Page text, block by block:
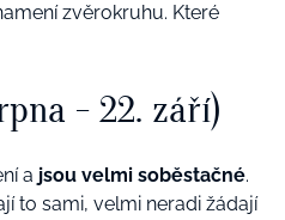
zvěrokruhu. Které
- 22. září)
a jsou velmi soběstačné.
to sami, velmi neradi žádají